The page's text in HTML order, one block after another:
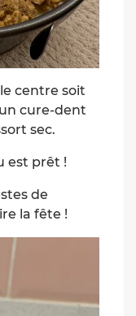
le centre soit
cure-dent
sec.
est prêt !
de
la fête !